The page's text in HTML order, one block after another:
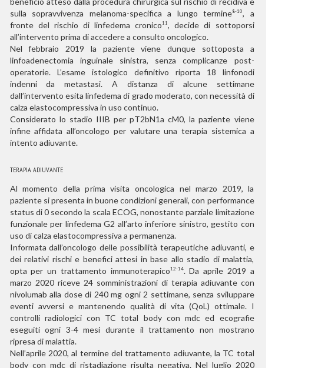
sulla sopravvivenza melanoma-specifica a lungo termine8-10, a
fronte del rischio di linfedema cronico11, decide di sottoporsi
all’intervento prima di accedere a consulto oncologico.
Nel febbraio 2019 la paziente viene dunque sottoposta a
linfoadenectomia inguinale sinistra, senza complicanze post-
operatorie. L’esame istologico definitivo riporta 18 linfonodi
indenni da metastasi. A distanza di alcune settimane
dall’intervento esita linfedema di grado moderato, con necessità di
calza elastocompressiva in uso continuo.
Considerato lo stadio IIIB per pT2bN1a cM0, la paziente viene
infine affidata all’oncologo per valutare una terapia sistemica a
intento adiuvante.
TERAPIA ADIUVANTE
Al momento della prima visita oncologica nel marzo 2019, la
paziente si presenta in buone condizioni generali, con performance
status di 0 secondo la scala ECOG, nonostante parziale limitazione
funzionale per linfedema G2 all’arto inferiore sinistro, gestito con
uso di calza elastocompressiva a permanenza.
Informata dall’oncologo delle possibilità terapeutiche adiuvanti, e
dei relativi rischi e benefici attesi in base allo stadio di malattia,
opta per un trattamento immunoterapico12-14. Da aprile 2019 a
marzo 2020 riceve 24 somministrazioni di terapia adiuvante con
nivolumab alla dose di 240 mg ogni 2 settimane, senza sviluppare
eventi avversi e mantenendo qualità di vita (QoL) ottimale. I
controlli radiologici con TC total body con mdc ed ecografie
eseguiti ogni 3-4 mesi durante il trattamento non mostrano
ripresa di malattia.
Nell’aprile 2020, al termine del trattamento adiuvante, la TC total
body con mdc di ristadiazione risulta negativa. Nel luglio 2020